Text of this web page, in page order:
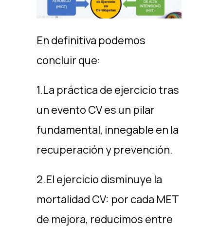
En definitiva podemos
concluir que:
1.La práctica de ejercicio tras
un evento CV es un pilar
fundamental, innegable en la
recuperación y prevención.
2.El ejercicio disminuye la
mortalidad CV: por cada MET
de mejora, reducimos entre